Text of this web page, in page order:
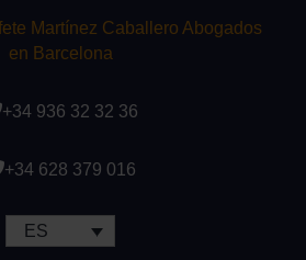
+34 936 32 32 36
+34 628 379 016
ES